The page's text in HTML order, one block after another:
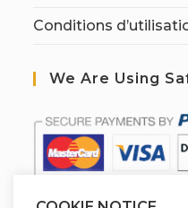
Conditions
We Are Using